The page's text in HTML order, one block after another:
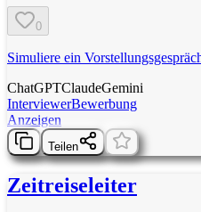
0
Simuliere ein
ChatGPTClaudeGemini
InterviewerBewerbung
Anzeigen
Teilen
Zeitreiseleiter